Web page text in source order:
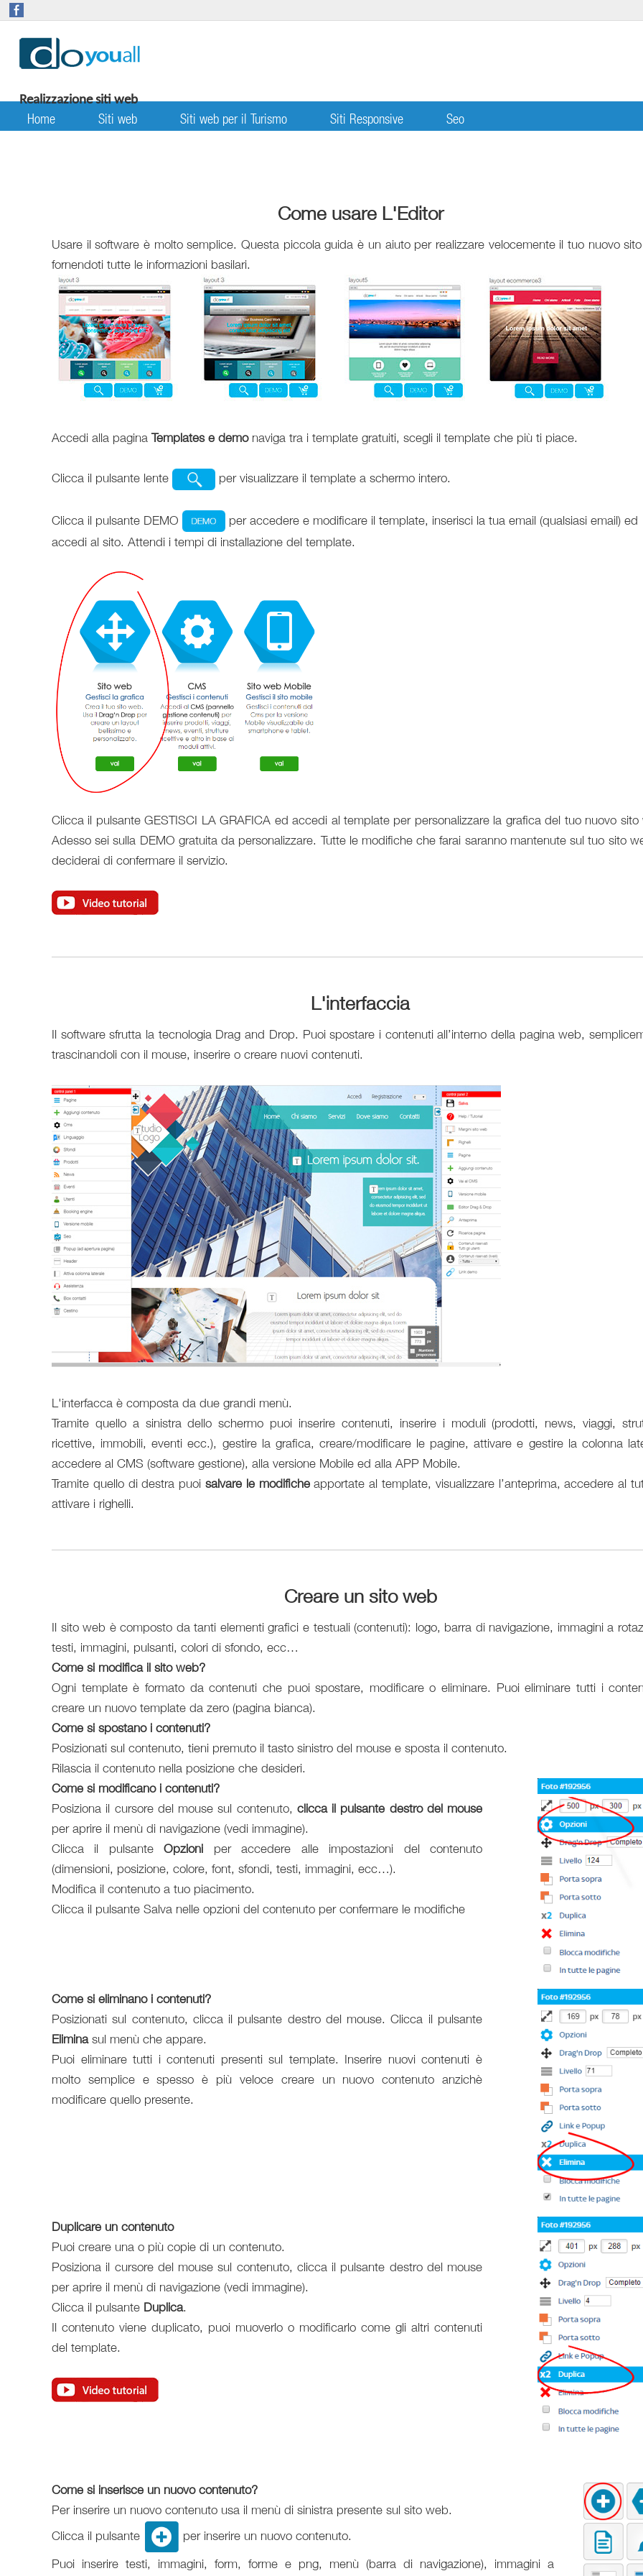
Realizzazione siti web
Home Siti web Siti web per il Turismo Siti Responsive Seo
Come usare L'Editor
Usare il software è molto semplice. Questa piccola guida è un aiuto per realizzare velocemente il tuo nuovo
fornendoti tutte le informazioni basilari.
Accedi alla pagina Templates e demonaviga tra i template gratuiti, scegli il template che più ti piace.
Clicca il pulsante lente per visualizzare il template a schermo intero.
Clicca il pulsante DEMO
per accedere e modificare il template, inserisci la tua email (qualsiasi email) ed
accedi al sito. Attendi i tempi di installazione del template.
Clicca il pulsante GESTISCI LA GRAFICA ed accedi al template per personalizzare la grafica del tuo nuovo sito
Adesso sei sulla DEMO gratuita da personalizzare. Tutte le modifiche che farai saranno mantenute sul tuo sito
deciderai di confermare il servizio.
L'interfaccia
Il software sfrutta la tecnologia Drag and Drop. Puoi spostare i contenuti all’interno della pagina web,
trascinandoli con il mouse, inserire o creare nuovi contenuti.
L'interfacca è composta da due grandi menù.
Tramite quello a sinistra dello schermo puoi inserire contenuti, inserire i moduli (prodotti, news, viaggi,
ricettive, immobili, eventi ecc.), gestire la grafica, creare/modificare le pagine, attivare e gestire la colonna
accedere al CMS (software gestione), alla versione Mobile ed alla APP Mobile.
Tramite quello di destra puoi salvare le modificheapportate al template, visualizzare l’anteprima, accedere al
attivare i righelli.
Creare un sito web
Il sito web è composto da tanti elementi grafici e testuali (contenuti): logo, barra di navigazione, immagini a
testi, immagini, pulsanti, colori di sfondo, ecc…
Come si modifica il sito web?
Ogni template è formato da contenuti che puoi spostare, modificare o eliminare. Puoi eliminare tutti i
creare un nuovo template da zero (pagina bianca).
Come si spostano i contenuti?
Posizionati sul contenuto, tieni premuto il tasto sinistro del mouse e sposta il contenuto.
Rilascia il contenuto nella posizione che desideri.
Come si modificano i contenuti?
Posiziona il cursore del mouse sul contenuto, clicca il pulsante destro del mouse
per aprire il menù di navigazione (vedi immagine).
Clicca il pulsanteOpzioni per accedere alle impostazioni del contenuto
(dimensioni, posizione, colore, font, sfondi, testi, immagini, ecc…).
Modifica il contenuto a tuo piacimento.
Clicca il pulsante Salva nelle opzioni del contenuto per confermare le modifiche
Come si eliminano i contenuti?
Posizionati sul contenuto, clicca il pulsante destro del mouse. Clicca il pulsante
Eliminasul menù che appare.
Puoi eliminare tutti i contenuti presenti sul template. Inserire nuovi contenuti è
molto semplice e spesso è più veloce creare un nuovo contenuto anzichè
modificare quello presente.
Duplicare un contenuto
Puoi creare una o più copie di un contenuto.
Posiziona il cursore del mouse sul contenuto, clicca il pulsante destro del mouse
per aprire il menù di navigazione (vedi immagine).
Clicca il pulsante Duplica.
Il contenuto viene duplicato, puoi muoverlo o modificarlo come gli altri contenuti
del template.
Come si inserisce un nuovo contenuto?
Per inserire un nuovo contenuto usa il menù di sinistra presente sul sito web.
Clicca il pulsante
per inserire un nuovo contenuto.
Puoi inserire testi, immagini, form, forme e png, menù (barra di navigazione), immagini a